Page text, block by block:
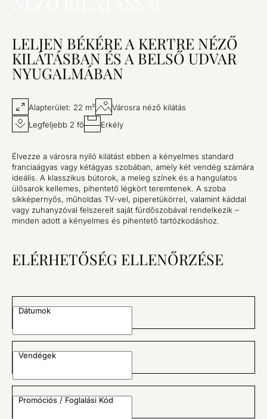
LELJEN BÉKÉRE A KERTRE NÉZŐ
KILÁTÁSBAN ÉS A BELSŐ UDVAR
NYUGALMÁBAN
Alapterület: 22 m²
Városra néző kilátás
Legfeljebb 2 fő
Erkély
Élvezze a városra nyíló kilátást ebben a kényelmes standard
franciaágyas vagy kétágyas szobában, amely két vendég számára
ideális. A klasszikus bútorok, a meleg színek és a hangulatos
ülősarok kellemes, pihentető légkört teremtenek. A szoba
síkképernyős, műholdas TV-vel, piperetükörrel, valamint káddal
vagy zuhanyzóval felszerelt saját fürdőszobával rendelkezik –
minden adott a kényelmes és pihentető tartózkodáshoz.
ELÉRHETŐSÉG ELLENŐRZÉSE
Dátumok
Vendégek
Promóciós / Foglalási Kód